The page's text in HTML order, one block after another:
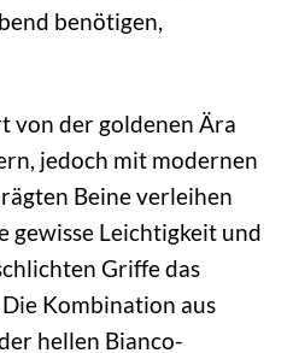
benötigen,
von der goldenen Ära
jedoch mit modernen
Beine verleihen
gewisse Leichtigkeit und
Griffe das
Kombination aus
hellen Bianco-